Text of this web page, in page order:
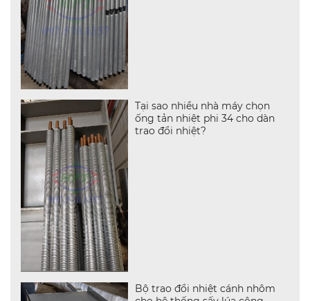
Tại sao nhiều nhà máy chọn
ống tản nhiệt phi 34 cho dàn
trao đổi nhiệt?
Bộ trao đổi nhiệt cánh nhôm